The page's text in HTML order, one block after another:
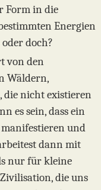
Form in die
Energien
doch?
von den
Wäldern,
die nicht existieren
es sein, dass ein
und
dann mit
nur für kleine
die uns